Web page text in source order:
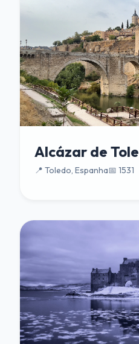
Alcázar de
📍 Toledo, Espanha📅 1531